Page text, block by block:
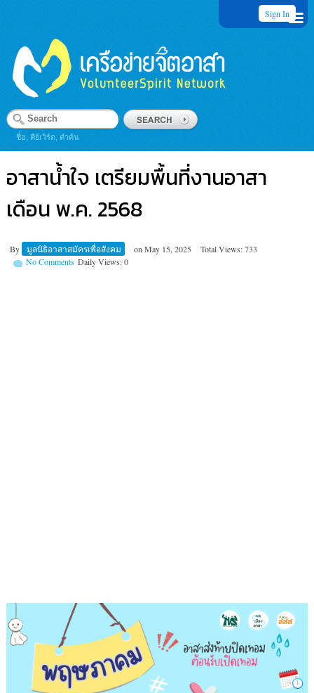
Sign In
ชื่อ, คีย์เวิร์ด, คำค้น
อาสาน้ำใจ เตรียมพื้นที่งานอาสา
เดือน พ.ค. 2568
By มูลนิธิอาสาสมัครเพื่อสังคม on May 15, 2025
Total Views: 733
Daily Views: 0
No Comments